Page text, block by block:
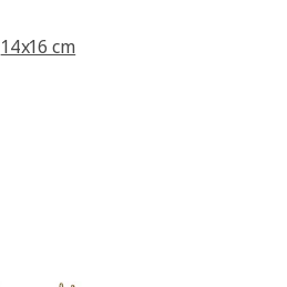
14x16 cm
4.8 din 5 stele Total